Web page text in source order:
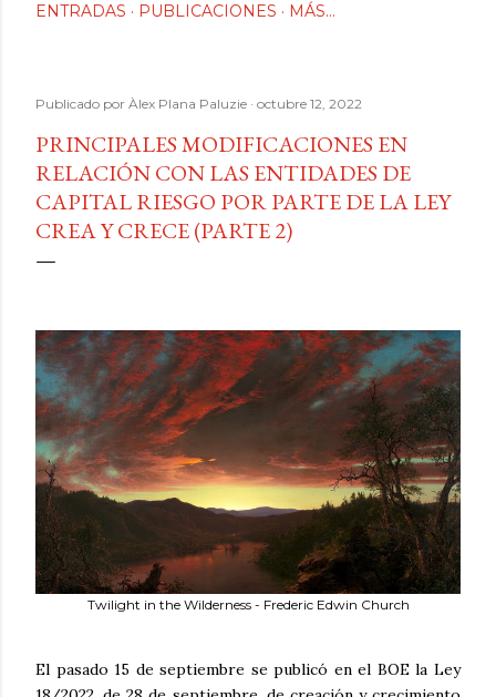
ENTRADAS PUBLICACIONES MÁS…
Publicado por Àlex Plana Paluzie octubre 12, 2022
PRINCIPALES MODIFICACIONES EN
RELACIÓN CON LAS ENTIDADES DE
CAPITAL RIESGO POR PARTE DE LA LEY
CREA Y CRECE (PARTE 2)
Twilight in the Wilderness - Frederic Edwin Church
El pasado 15 de septiembre se publicó en el BOE la Ley